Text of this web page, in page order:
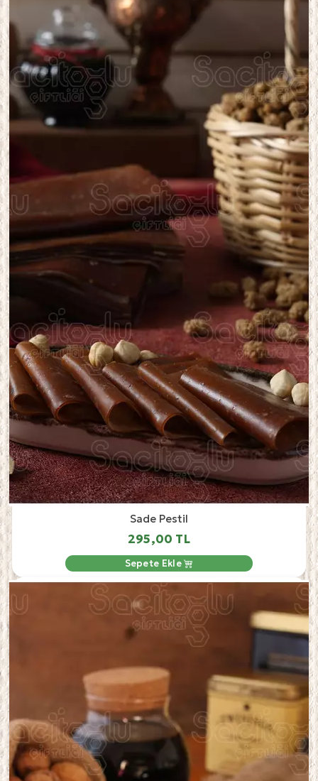
Sade Pestil
295,00 TL
Sepete Ekle